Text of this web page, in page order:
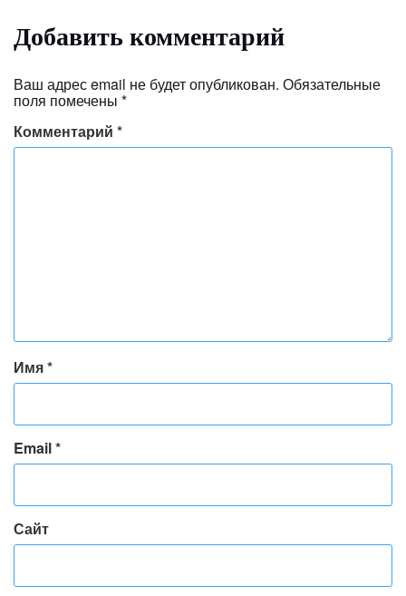
Добавить комментарий
Ваш адрес email не будет опубликован. Обязательные
поля помечены *
Комментарий *
Имя*
Email*
Сайт